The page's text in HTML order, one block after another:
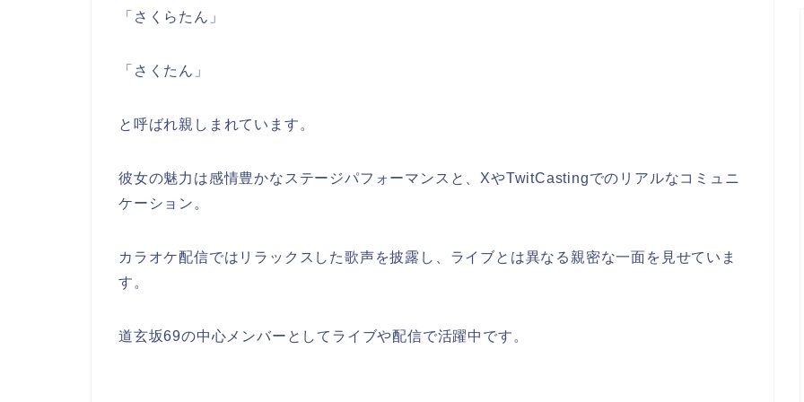
「さくらたん」
「さくたん」
と呼ばれ親しまれています。
彼女の魅力は感情豊かなステージパフォーマンスと、XやTwitCastingでのリアルなコミュニ
ケーション。
カラオケ配信ではリラックスした歌声を披露し、ライブとは異なる親密な一面を見せていま
す。
道玄坂69の中心メンバーとしてライブや配信で活躍中です。